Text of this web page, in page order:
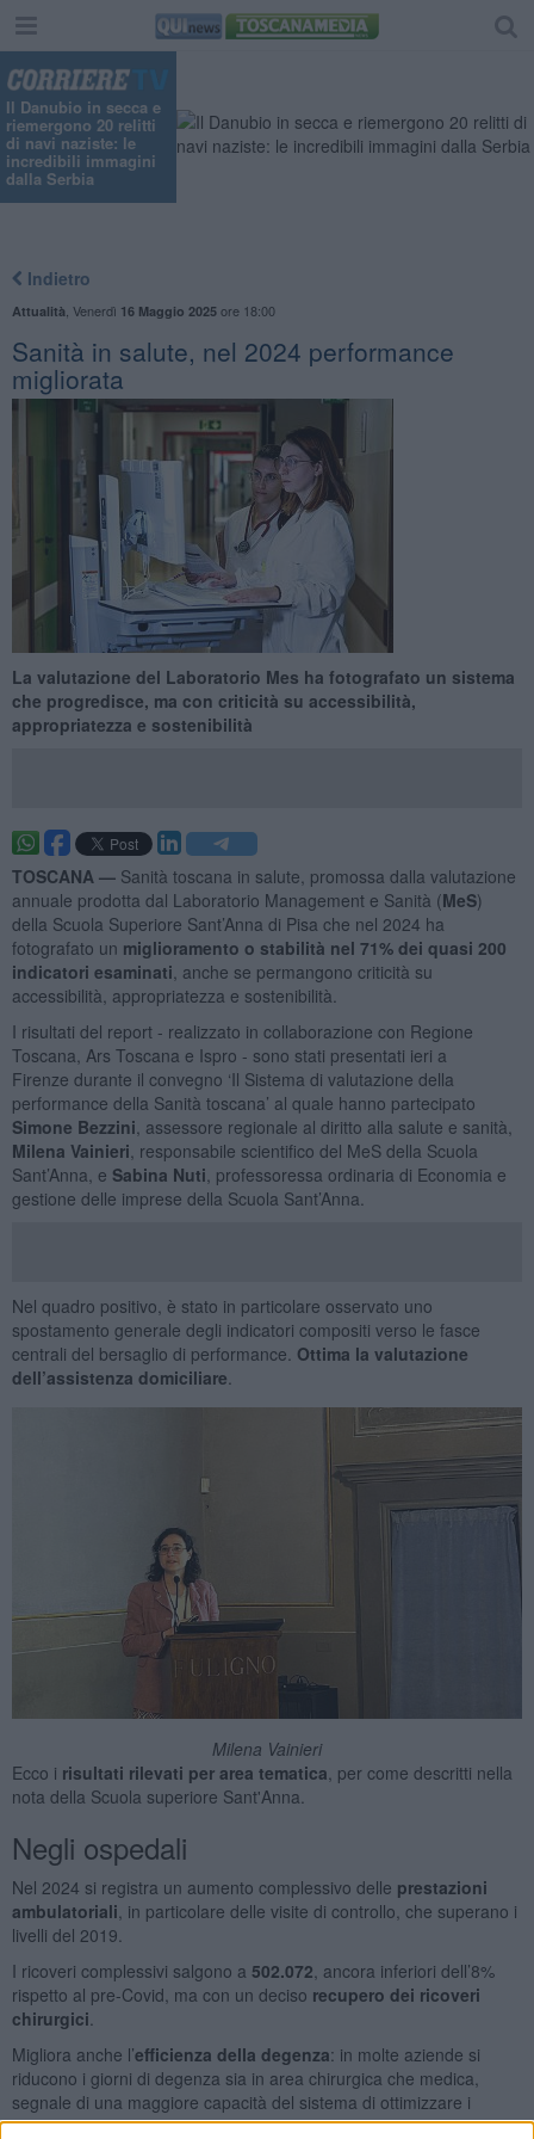
Il Danubio in secca e
riemergono 20 relitti
di navi naziste: le
incredibili immagini
dalla Serbia
Indietro
Attualità Venerdì 16 Maggio 2025ore 18:00
Sanità in salute, nel 2024 performance
migliorata
La valutazione del Laboratorio Mes ha fotografato un sistema
che progredisce, ma con criticità su accessibilità,
appropriatezza e sostenibilità
TOSCANA — Sanità toscana in salute, promossa dalla valutazione
annuale prodotta dal Laboratorio Management e Sanità (MeS)
della Scuola Superiore Sant’Anna di Pisa che nel 2024 ha
fotografato un miglioramento o stabilità nel 71% dei quasi 200
indicatori esaminati , anche se permangono criticità su
accessibilità, appropriatezza e sostenibilità.
I risultati del report - realizzato in collaborazione con Regione
Toscana, Ars Toscana e Ispro - sono stati presentati ieri a
Firenze durante il convegno ‘Il Sistema di valutazione della
performance della Sanità toscana’ al quale hanno partecipato
Simone Bezzini , assessore regionale al diritto alla salute e sanità,
Milena Vainieri , responsabile scientifico del MeS della Scuola
Sant’Anna, e Sabina Nuti , professoressa ordinaria di Economia e
gestione delle imprese della Scuola Sant’Anna.
Nel quadro positivo, è stato in particolare osservato uno
spostamento generale degli indicatori compositi verso le fasce
centrali del bersaglio di performance. Ottima la valutazione
dell’assistenza domiciliare
Milena Vainieri
Ecco i risultati rilevati per area tematica, per come descritti nella
nota della Scuola superiore Sant'Anna.
Negli ospedali
Nel 2024 si registra un aumento complessivo delle prestazioni
ambulatoriali, in particolare delle visite di controllo, che superano i
livelli del 2019.
I ricoveri complessivi salgono a 502.072, ancora inferiori dell’8%
rispetto al pre-Covid, ma con un deciso recupero dei ricoveri
chirurgici.
Migliora anche l’efficienza della degenza: in molte aziende si
riducono i giorni di degenza sia in area chirurgica che medica,
segnale di una maggiore capacità del sistema di ottimizzare i
percorsi di cura.